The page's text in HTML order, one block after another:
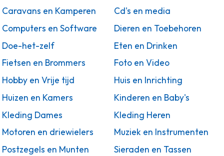
Caravans en Kamperen
Cd's en media
Computers en Software
Dieren en Toebehoren
Doe-het-zelf
Eten en Drinken
Fietsen en Brommers
Foto en Video
Hobby en Vrije tijd
Huis en Inrichting
Huizen en Kamers
Kinderen en Baby's
Kleding Dames
Kleding Heren
Motoren en driewielers
Muziek en Instrumenten
Postzegels en Munten
Sieraden en Tassen